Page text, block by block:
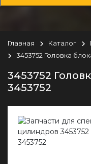
Главная Каталог
3453752 Головка
3453752
3453752